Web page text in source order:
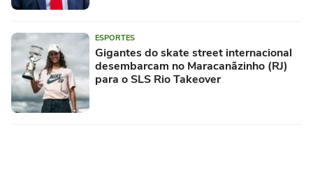
ESPORTES
Gigantes do skate street internacional
desembarcam no Maracanãzinho (RJ)
para o SLS Rio Takeover